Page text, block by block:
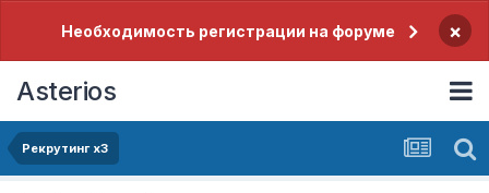
Необходимость регистрации на форуме ×
Asterios
Рекрутинг x3